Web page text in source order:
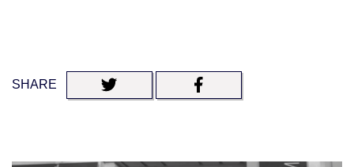
SHARE